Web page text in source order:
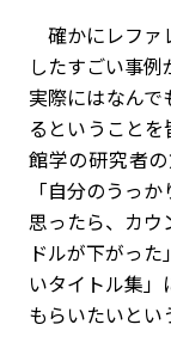
確かにレファ
したすごい事例
実際にはなん
るということ
館学の研究者
「自分のうっ
思ったら、カウ
ドルが下がっ
いタイトル集
もらいたいとい